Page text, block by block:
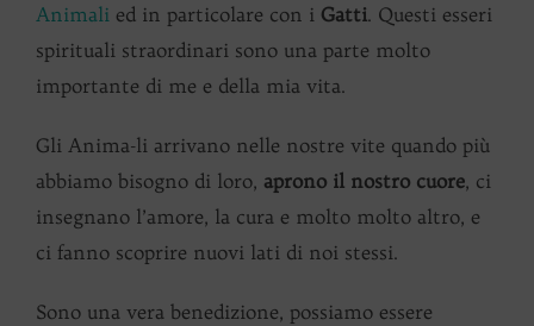
Animali ed in particolare con i Gatti. Questi esseri
spirituali straordinari sono una parte molto
importante di me e della mia vita.
Gli Anima-li arrivano nelle nostre vite quando più
abbiamo bisogno di loro, aprono il nostro cuore, ci
insegnano l’amore, la cura e molto molto altro, e
ci fanno scoprire nuovi lati di noi stessi.
Sono una vera benedizione, possiamo essere